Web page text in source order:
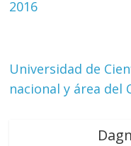
2016
Universidad de
nacional y área del